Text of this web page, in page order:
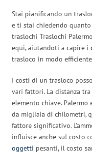
Stai pianificando un
e ti stai chiedendo quanto
traslochi Traslochi
equi, aiutandoti a capire i
trasloco in modo
I costi di un trasloco
vari fattori. La distanza
elemento chiave. Palermo
da migliaia di chilometri,
fattore significativo.
influisce anche sul costo
oggetti pesanti, il costo